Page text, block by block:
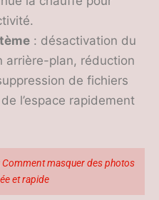
: désactivation du
arrière-plan, réduction
de fichiers
l’espace rapidement
Comment masquer des photos
et rapide